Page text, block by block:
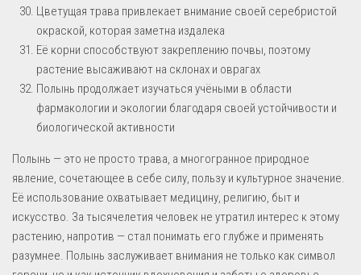
Цветущая трава привлекает внимание своей серебристой
окраской, которая заметна издалека
Её корни способствуют закреплению почвы, поэтому
растение высаживают на склонах и оврагах
Полынь продолжает изучаться учёными в области
фармакологии и экологии благодаря своей устойчивости и
биологической активности
Полынь — это не просто трава, а многогранное природное
явление, сочетающее в себе силу, пользу и культурное значение.
Её использование охватывает медицину, религию, быт и
искусство. За тысячелетия человек не утратил интерес к этому
растению, напротив — стал понимать его глубже и применять
разумнее. Полынь заслуживает внимания не только как символ